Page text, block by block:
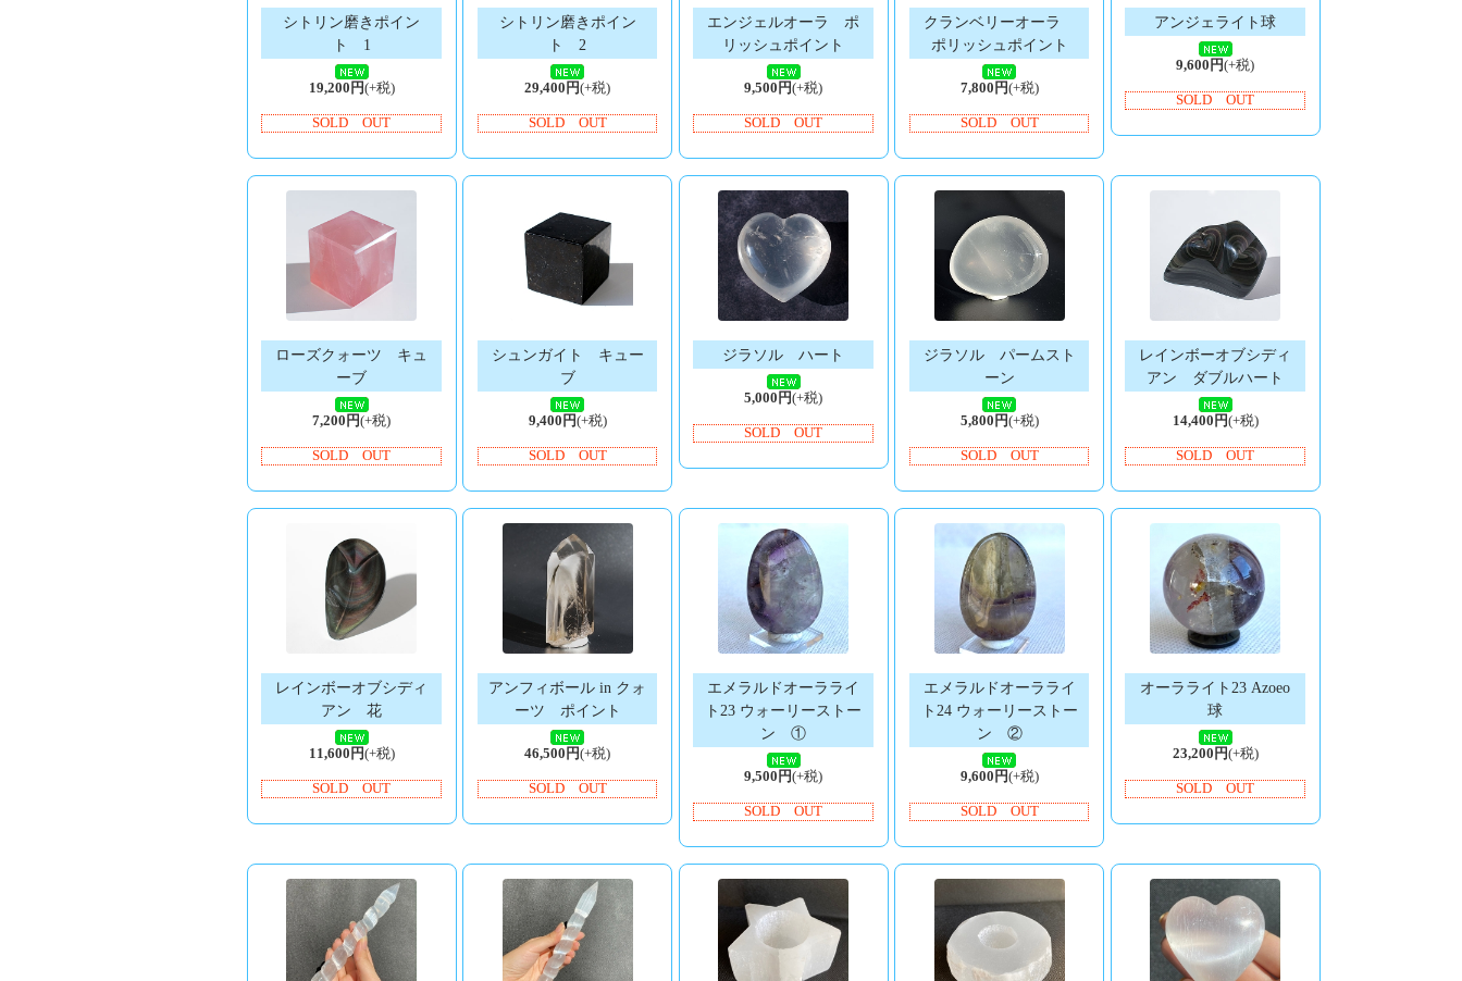
シトリン磨きポイン
ト 1
19,200円(+税)
SOLD OUT
シトリン磨きポイン
ト 2
29,400円(+税)
SOLD OUT
エンジェルオーラ ポ
リッシュポイント
9,500円(+税)
SOLD OUT
クランベリーオーラ
ポリッシュポイント
7,800円(+税)
SOLD OUT
アンジェライト球
9,600円(+税)
SOLD OUT
ローズクォーツ キュ
ーブ
7,200円(+税)
SOLD OUT
シュンガイト キュー
ブ
9,400円(+税)
SOLD OUT
ジラソル ハート
5,000円(+税)
SOLD OUT
ジラソル パームスト
ーン
5,800円(+税)
SOLD OUT
レインボーオブシディ
アン ダブルハート
14,400円(+税)
SOLD OUT
レインボーオブシディ
アン 花
11,600円(+税)
SOLD OUT
アンフィボール in クォ
ーツ ポイント
46,500円(+税)
SOLD OUT
エメラルドオーラライ
ト23 ウォーリーストー
ン ①
9,500円(+税)
SOLD OUT
エメラルドオーラライ
ト24 ウォーリーストー
ン ②
9,600円(+税)
SOLD OUT
オーラライト23 Azoeo
球
23,200円(+税)
SOLD OUT